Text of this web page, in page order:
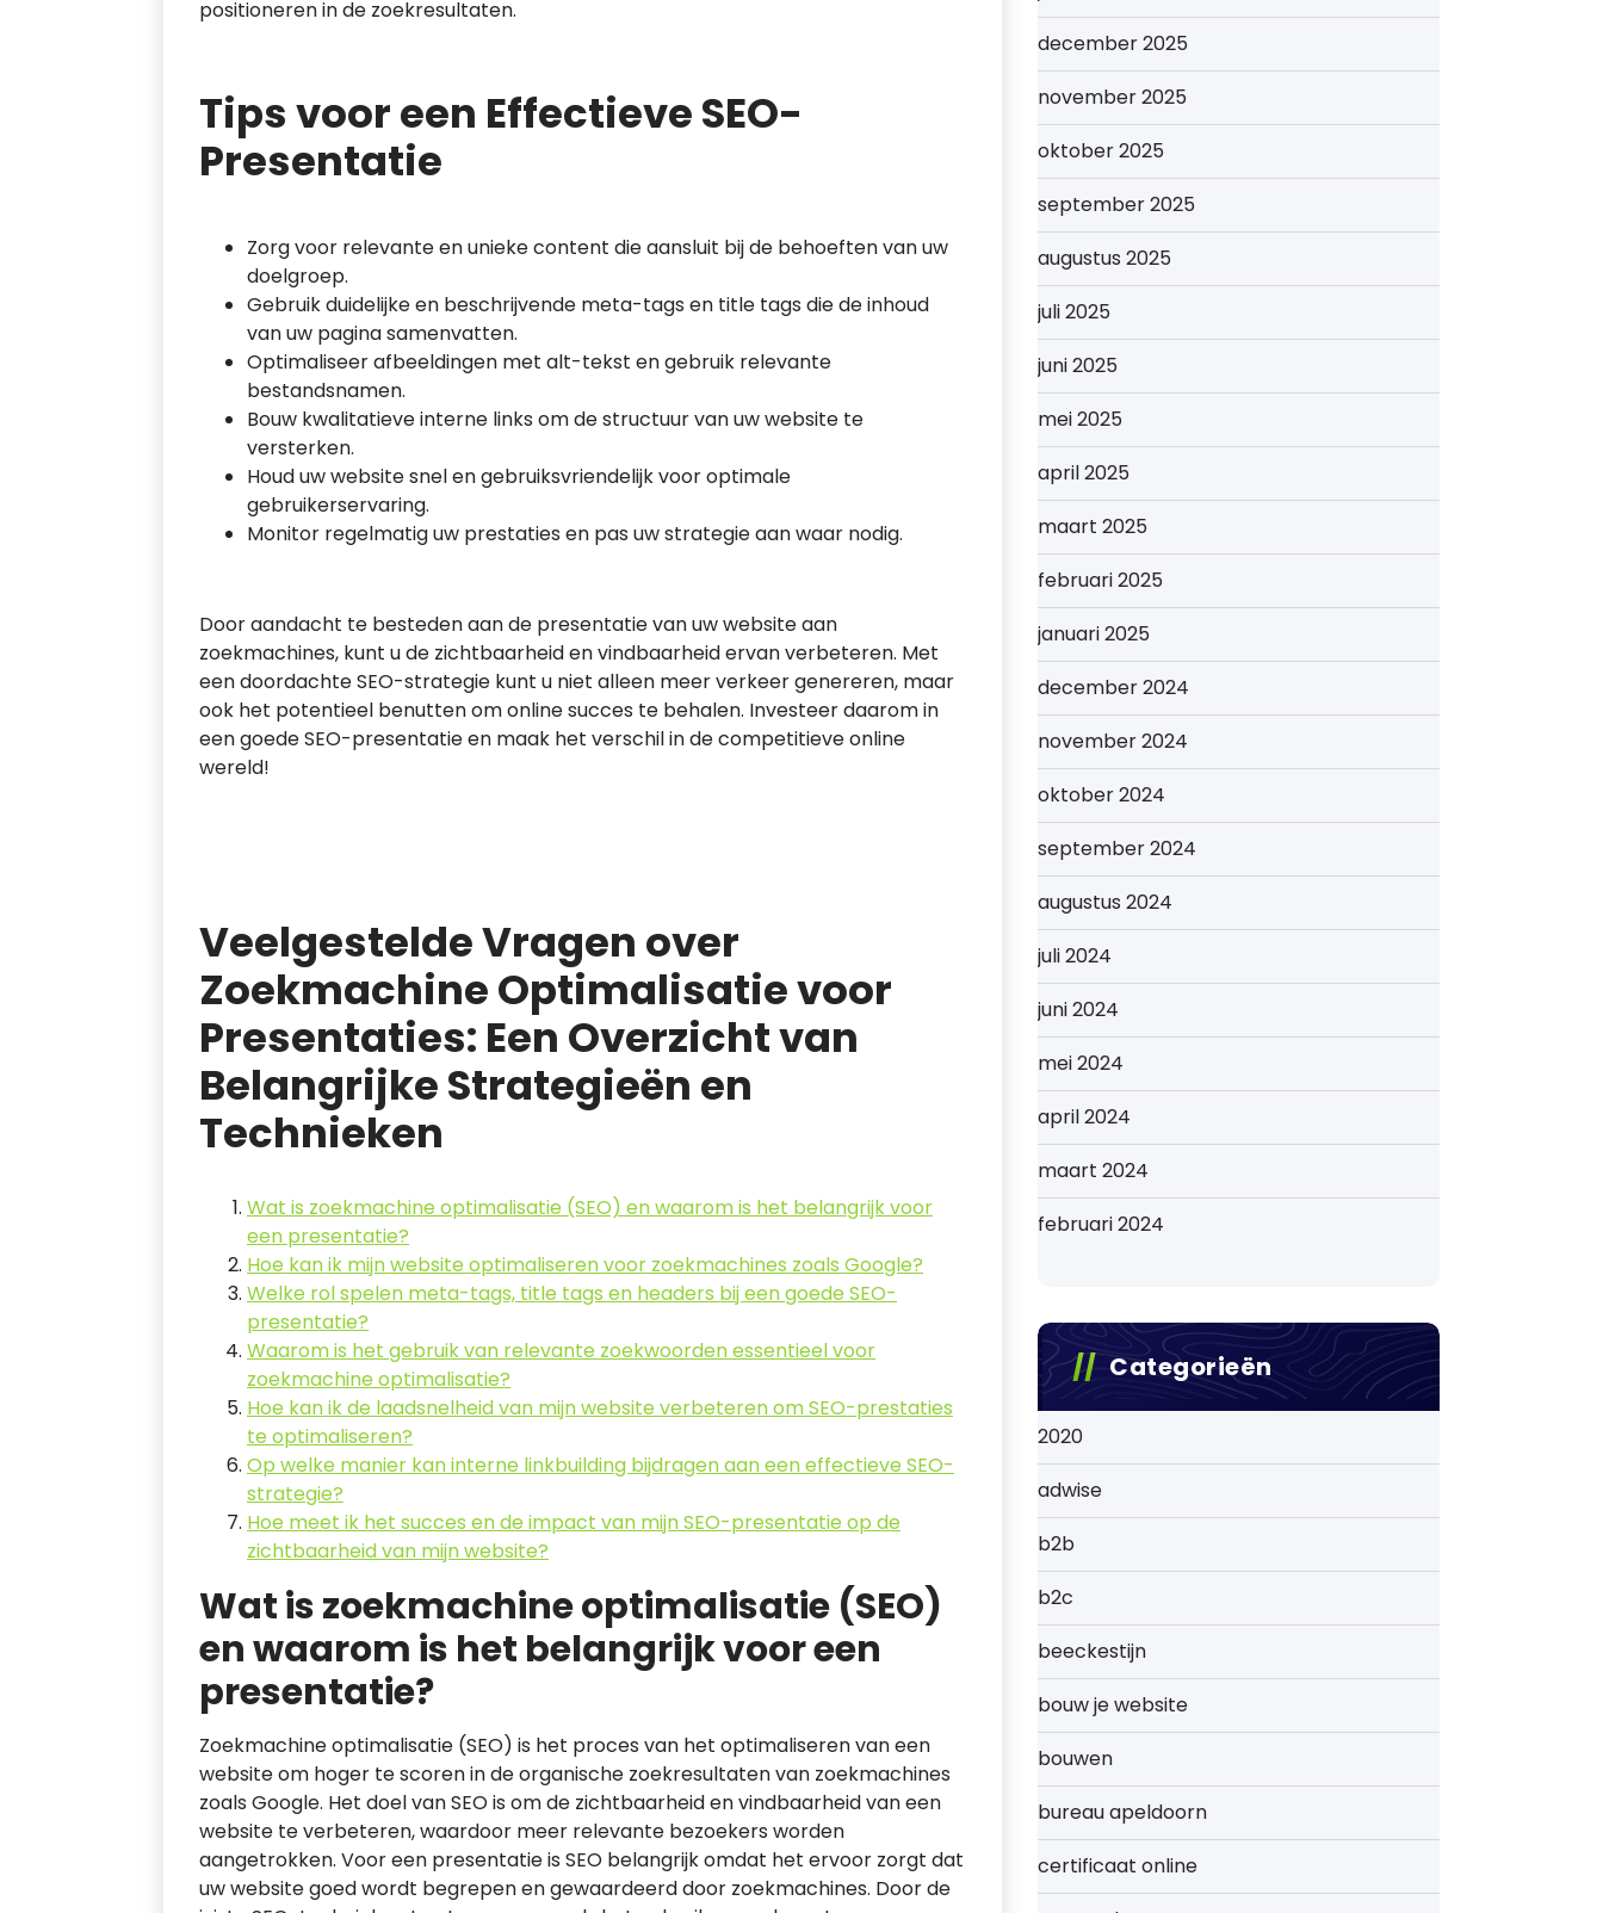
positioneren in de zoekresultaten.
Tips voor een Effectieve SEO-
Presentatie
Zorg voor relevante en unieke content die aansluit bij de behoeften van uw
doelgroep.
Gebruik duidelijke en beschrijvende meta-tags en title tags die de inhoud
van uw pagina samenvatten.
Optimaliseer afbeeldingen met alt-tekst en gebruik relevante
bestandsnamen.
Bouw kwalitatieve interne links om de structuur van uw website te
versterken.
Houd uw website snel en gebruiksvriendelijk voor optimale
gebruikerservaring.
Monitor regelmatig uw prestaties en pas uw strategie aan waar nodig.
Door aandacht te besteden aan de presentatie van uw website aan
zoekmachines, kunt u de zichtbaarheid en vindbaarheid ervan verbeteren. Met
een doordachte SEO-strategie kunt u niet alleen meer verkeer genereren, maar
ook het potentieel benutten om online succes te behalen. Investeer daarom in
een goede SEO-presentatie en maak het verschil in de competitieve online
wereld!
Veelgestelde Vragen over
Zoekmachine Optimalisatie voor
Presentaties: Een Overzicht van
Belangrijke Strategieën en
Technieken
Wat is zoekmachine optimalisatie (SEO) en waarom is het belangrijk voor
een presentatie?
Hoe kan ik mijn website optimaliseren voor zoekmachines zoals Google?
Welke rol spelen meta-tags, title tags en headers bij een goede SEO-
presentatie?
Waarom is het gebruik van relevante zoekwoorden essentieel voor
zoekmachine optimalisatie?
Hoe kan ik de laadsnelheid van mijn website verbeteren om SEO-prestaties
te optimaliseren?
Op welke manier kan interne linkbuilding bijdragen aan een effectieve SEO-
strategie?
Hoe meet ik het succes en de impact van mijn SEO-presentatie op de
zichtbaarheid van mijn website?
Wat is zoekmachine optimalisatie (SEO)
en waarom is het belangrijk voor een
presentatie?
Zoekmachine optimalisatie (SEO) is het proces van het optimaliseren van een
website om hoger te scoren in de organische zoekresultaten van zoekmachines
zoals Google. Het doel van SEO is om de zichtbaarheid en vindbaarheid van een
website te verbeteren, waardoor meer relevante bezoekers worden
aangetrokken. Voor een presentatie is SEO belangrijk omdat het ervoor zorgt dat
uw website goed wordt begrepen en gewaardeerd door zoekmachines. Door de
december 2025
november 2025
oktober 2025
september 2025
augustus 2025
juli 2025
juni 2025
mei 2025
april 2025
maart 2025
februari 2025
januari 2025
december 2024
november 2024
oktober 2024
september 2024
augustus 2024
juli 2024
juni 2024
mei 2024
april 2024
maart 2024
februari 2024
Categorieën
2020
adwise
b2b
b2c
beeckestijn
bouw je website
bouwen
bureau apeldoorn
certificaat online